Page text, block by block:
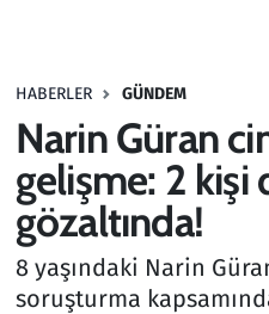
HABERLER GÜNDEM
Narin Güran
gelişme: 2 kişi
gözaltında!
8 yaşındaki Narin
soruşturma
Haber
Kültür Sanat
Kurumsal Haberler
Lezzet Durağı